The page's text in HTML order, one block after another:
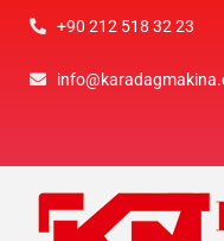
+90 212 518 32 23